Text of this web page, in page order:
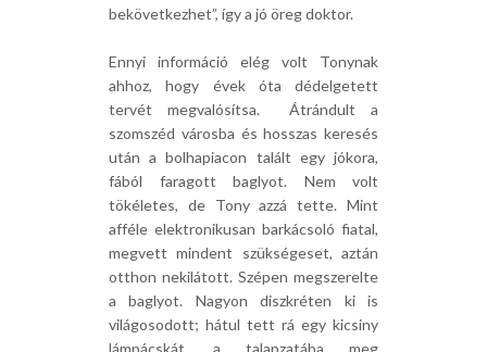
bekövetkezhet”, így a jó öreg doktor.
Ennyi információ elég volt Tonynak
ahhoz, hogy évek óta dédelgetett
tervét megvalósítsa. Átrándult a
szomszéd városba és hosszas keresés
után a bolhapiacon talált egy jókora,
fából faragott baglyot. Nem volt
tökéletes, de Tony azzá tette. Mint
afféle elektronikusan barkácsoló fiatal,
megvett mindent szükségeset, aztán
otthon nekilátott. Szépen megszerelte
a baglyot. Nagyon diszkréten ki is
világosodott; hátul tett rá egy kicsiny
lámpácskát, a talapzatába meg